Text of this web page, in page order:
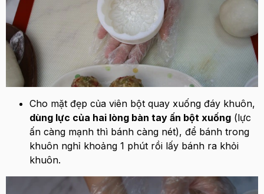
Cho mặt đẹp của viên bột quay xuống đáy khuôn,
dùng lực của hai lòng bàn tay ấn bột xuống (lực
ấn càng mạnh thì bánh càng nét), để bánh trong
khuôn nghỉ khoảng 1 phút rồi lấy bánh ra khỏi
khuôn.